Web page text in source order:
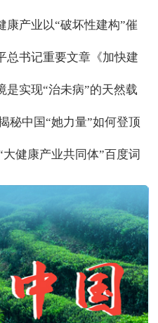
康产业以“破坏性建构”催
总书记重要文章《加快建
是实现“治未病”的天然载
秘中国“她力量”如何登顶
健康产业共同体”百度词